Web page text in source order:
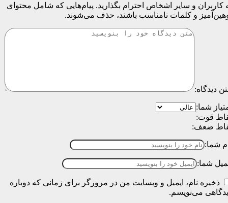
کاربران و سایر اشخاص احترام بگذارید. پیام‌هایی که شامل محتوای
و کلمات نامناسب باشند، حذف می‌شوند.
دیدگاه:
شما:
قوت:
ضعف:
شما:
شما:
ذخیره نام، ایمیل و وبسایت من در مرورگر برای زمانی که دوباره
می‌نویسم.